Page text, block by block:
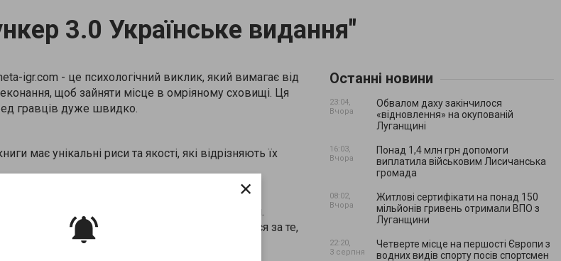
×
3.0 Українське видання"
igr.com - це психологічний виклик, який вимагає від
щоб зайняти місце в омріяному сховищі. Ця
гравців дуже швидко.
має унікальні риси та якості, які відрізняють їх
своїй значущості.
на Землю обрушилася катастрофічна подія.
місць у бункері ще менше, кожен бореться за те,
Останні новини
Обвалом даху закінчилося
«відновлення» на окупованій
Луганщині
23:04,
Вчора
Понад 1,4 млн грн допомоги
виплатила військовим Лисичанська
громада
16:03,
Вчора
Житлові сертифікати на понад 150
мільйонів гривень отримали ВПО з
Луганщини
08:02,
Вчора
Четверте місце на першості Європи з
водних видів спорту посів спортсмен
22:20,
3 серпня